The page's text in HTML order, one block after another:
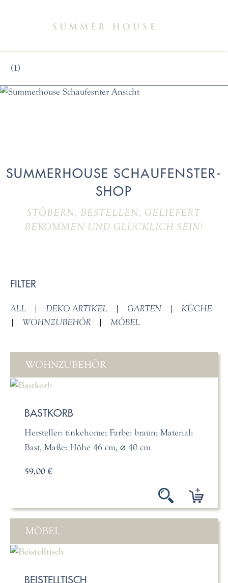
(1)
SUMMERHOUSE SCHAUFENSTER-
SHOP
STÖBERN, BESTELLEN, GELIEFERT
BEKOMMEN UND GLÜCKLICH SEIN!
FILTER
ALL | DEKO ARTIKEL | GARTEN |
KÜCHE
|
WOHNZUBEHÖR | MÖBEL
WOHNZUBEHÖR
BASTKORB
Hersteller: tinkehome; Farbe: braun; Material:
Bast, Maße: Höhe 46 cm, ⌀ 40 cm
59,00 €
MÖBEL
BEISTELLTISCH